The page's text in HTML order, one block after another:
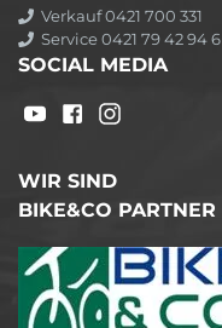
Verkauf 0421 700 331
Service 0421 79 42 94 6
SOCIAL MEDIA
WIR SIND
BIKE&CO PARTNER